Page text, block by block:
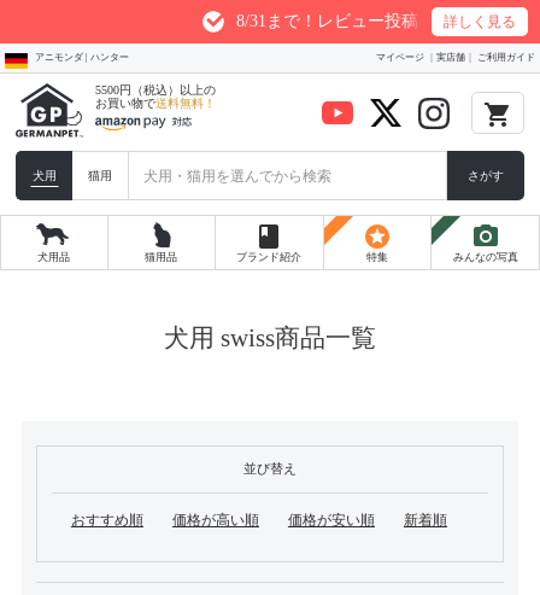
8/31まで！レビュー投稿1件につき最大200pt
詳しく見る
アニモンダ | ハンター マイページ 実店舗 ご利用ガイド
5500円（税込）以上の
お買い物で送料無料！ local_grocery_store
犬用 猫用 さがす
犬用品 猫用品
book
ブランド紹介
stars
特集
photo_camera
みんなの写真
犬用 swiss商品一覧
並び替え
おすすめ順 価格が高い順 価格が安い順 新着順